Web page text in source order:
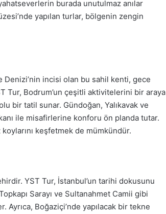
burada unutulmaz anılar
yapılan turlar, bölgenin zengin
Denizi’nin incisi olan bu sahil kenti, gece
Tur, Bodrum’un çeşitli aktivitelerini bir araya
bir tatil sunar. Gündoğan, Yalıkavak ve
ile misafirlerine konforu ön planda tutar.
keşfetmek de mümkündür.
YST Tur, İstanbul’un tarihi dokusunu
Sarayı ve Sultanahmet Camii gibi
Boğaziçi’nde yapılacak bir tekne